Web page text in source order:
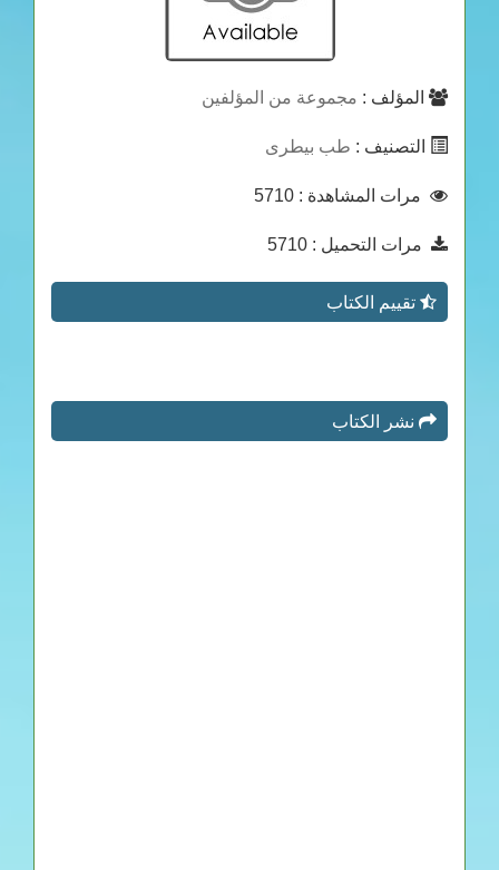
المؤلف : مجموعة من المؤلفين
التصنيف : طب بيطرى
مرات المشاهدة : 5710
مرات التحميل : 5710
تقييم الكتاب
نشر الكتاب